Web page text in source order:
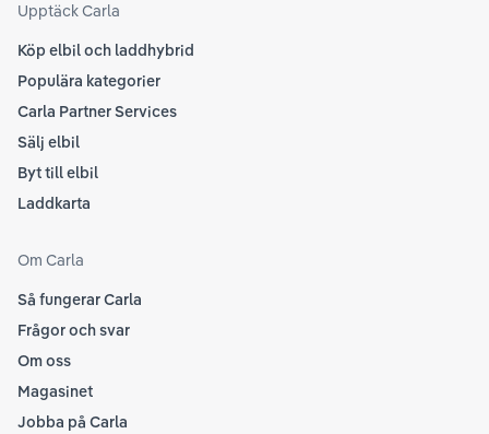
Upptäck Carla
Köp elbil och laddhybrid
Populära kategorier
Carla Partner Services
Sälj elbil
Byt till elbil
Laddkarta
Om Carla
Så fungerar Carla
Frågor och svar
Om oss
Magasinet
Jobba på Carla